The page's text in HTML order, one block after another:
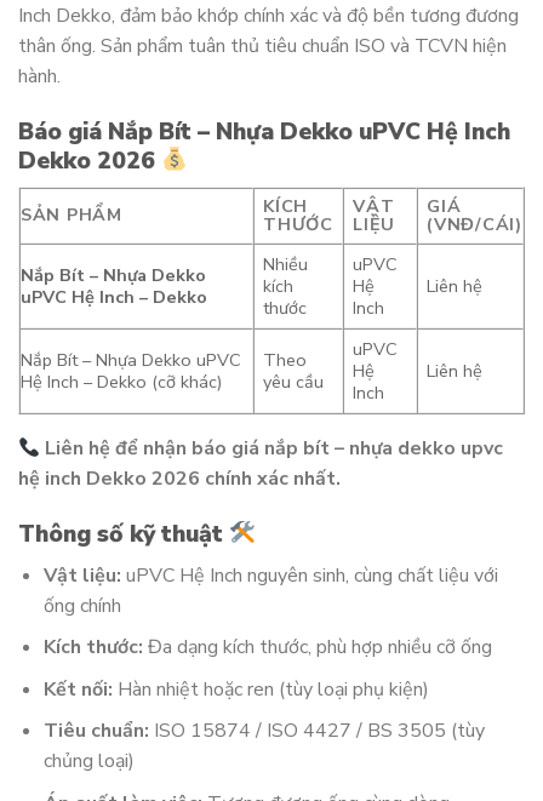
Inch Dekko, đảm bảo khớp chính xác và độ bền tương đương
thân ống. Sản phẩm tuân thủ tiêu chuẩn ISO và TCVN hiện
hành.
Báo giá Nắp Bít – Nhựa Dekko uPVC Hệ Inch
Dekko 2026
SẢN PHẨM KÍCH
THƯỚC
VẬT
LIỆU
GIÁ
(VNĐ/CÁI)
Nắp Bít – Nhựa Dekko
uPVC Hệ Inch – Dekko
Nhiều
kích
thước
uPVC
Hệ
Inch
Liên hệ
Nắp Bít – Nhựa Dekko uPVC
Hệ Inch – Dekko (cỡ khác)
Theo
yêu cầu
uPVC
Hệ
Inch
Liên hệ
Liên hệ để nhận báo giá nắp bít – nhựa dekko upvc
hệ inch Dekko 2026 chính xác nhất.
Thông số kỹ thuật
Vật liệu: uPVC Hệ Inch nguyên sinh, cùng chất liệu với
ống chính
Kích thước: Đa dạng kích thước, phù hợp nhiều cỡ ống
Kết nối: Hàn nhiệt hoặc ren (tùy loại phụ kiện)
Tiêu chuẩn: ISO 15874 / ISO 4427 / BS 3505 (tùy
chủng loại)